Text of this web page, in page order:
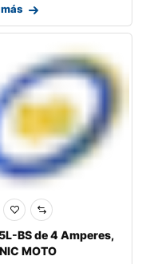
BS de 4 Amperes,
MOTO